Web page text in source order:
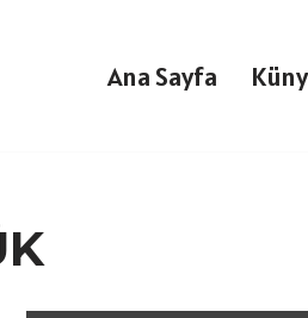
Ana Sayfa